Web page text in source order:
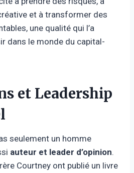
et à transformer des
une qualité qui l’a
dans le monde du capital-
et Leadership
seulement un homme
auteur et leader d’opinion.
Courtney ont publié un livre